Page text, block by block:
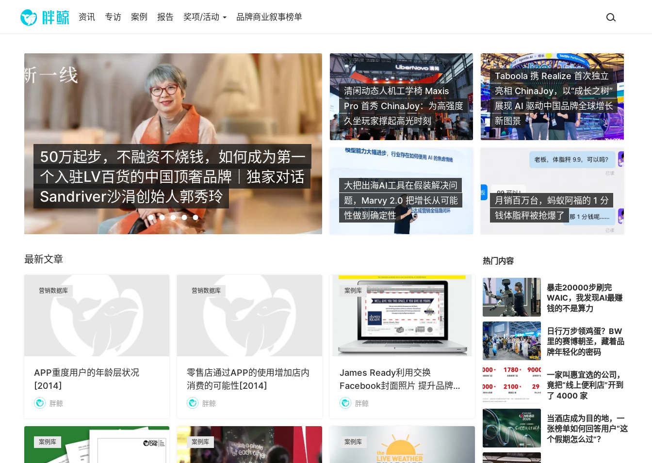
资讯 专访 案例 报告 奖项/活动 品牌商业叙事榜单
一张星空照片破圈海外，苏州老板以实拍
替代硬广，营收超3亿
销量大增300%！可嚼冰走红欧美、一块
冰撑起14亿出海生意
清闲动态人机工学椅 Maxis
Pro 首秀 ChinaJoy：为高强度
久坐玩家撑起高光时刻
Taboola 携 Realize 首次独立
亮相 ChinaJoy，以“成长之树”
展现 AI 驱动中国品牌全球增长
新图景
大把出海AI工具在假装解决问
题，Marvy 2.0 把增长从可能
性做到确定性
月销百万台，蚂蚁阿福的 1 分
钱体脂秤被抢爆了
最新文章
营销数据库
APP重度用户的年龄层状况
[2014]
胖鲸
营销数据库
零售店通过APP的使用增加店内
消费的可能性[2014]
胖鲸
案例库
James Ready利用交换
Facebook封面照片 提升品牌知
名度胖鲸
案例库 案例库 案例库
热门内容
暴走20000步刷完
WAIC，我发现AI最赚
钱的不是算力
日行万步领鸡蛋？BW
里的赛博朝圣，藏着品
牌年轻化的密码
一家叫惠宜选的公司，
竟把“线上便利店”开到
了 4000 家
当酒店成为目的地，一
张榜单如何回答用户“这
个假期怎么过”？